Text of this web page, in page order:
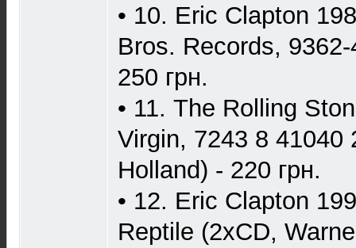
• 10. Eric Clapton
Bros. Records,
250 грн.
• 11. The Rolling
Virgin, 7243 8 41040
Holland) - 220 грн.
• 12. Eric Clapton
Reptile (2xCD,